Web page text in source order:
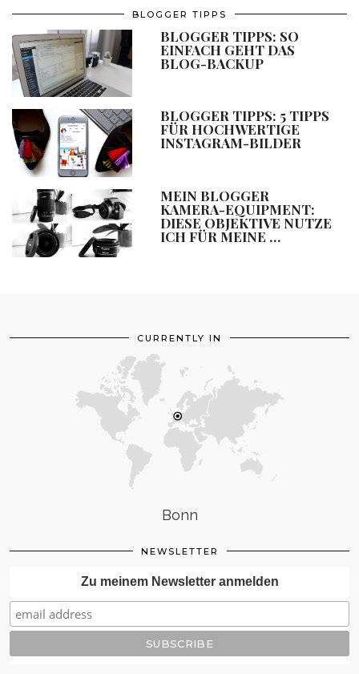
BLOGGER TIPPS
BLOGGER TIPPS: SO
EINFACH GEHT DAS
BLOG-BACKUP
BLOGGER TIPPS: 5 TIPPS
FÜR HOCHWERTIGE
INSTAGRAM-BILDER
MEIN BLOGGER
KAMERA-EQUIPMENT:
DIESE OBJEKTIVE NUTZE
ICH FÜR MEINE …
CURRENTLY IN
Bonn
NEWSLETTER
Zu meinem Newsletter anmelden